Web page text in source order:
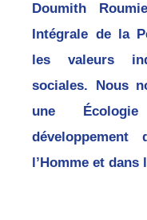
Doumith
Intégrale de la
les valeurs
sociales. Nous
une
l’Homme et dans